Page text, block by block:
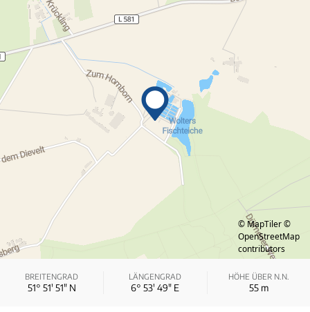
© MapTiler ©
OpenStreetMap
contributors
BREITENGRAD
51° 51′ 51″ N
LÄNGENGRAD
6° 53′ 49″ E
HÖHE ÜBER N.N.
55m